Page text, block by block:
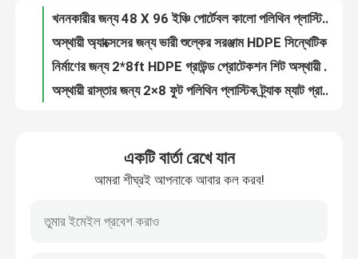
যোগাযোগ করুন
খবর
HDPE অস্থায়ী ফুটপাথ ম্যাটিং 2x4ft প্লাস্টিক এক্সকাভেটর ম্যাট রিগ ম্যাটিং বোর্ড
খননকারীদের জন্য কাস্টমাইজড এইচডিপিই প্লাস্টিক অয়েল ফিল্ড ট্রাক ট্র্যাক রোড রোডওয়েস ম্যাট
ব্ল্যাক এইচডিপিই অস্থায়ী রোডওয়েজ গ্রাউন্ড কভার রোড ম্যাটস হেভি ডিউটি ​​মেশিনারির জন্য
সবুজ কম্পোজিট HDPE ট্রাক সমর্থন স্থল সুরক্ষা ভারী নির্মাণ ম্যাট
একটি বার্তা রেখে যান
আমরা শীঘ্রই আপনাকে আবার কল করব!